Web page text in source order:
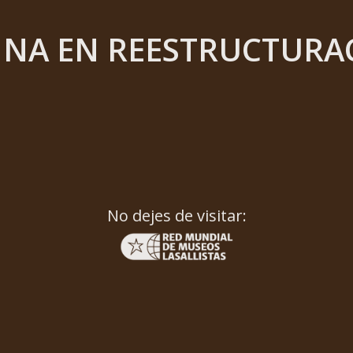
EN
No dejes de visitar: